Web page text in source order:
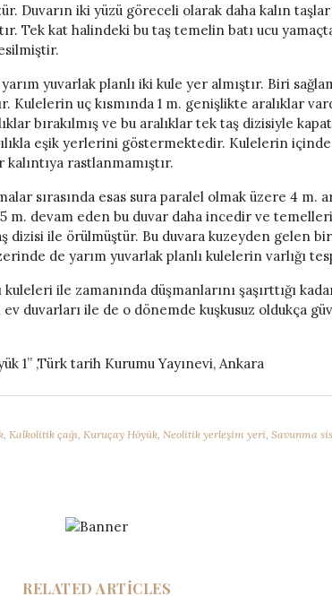
Duvarın iki yüzü göreceli olarak daha kalın taşlar
Tek kat halindeki bu taş temelin batı ucu
yuvarlak planlı iki kule yer almıştır. Biri
Kulelerin uç kısmında 1 m. genişlikte aralıklar
bırakılmış ve bu aralıklar tek taş dizisiyle
eşik yerlerini göstermektedir. Kulelerin
rastlanmamıştır.
sırasında esas sura paralel olmak üzere 4 m.
m. devam eden bu duvar daha incedir ve
dizisi ile örülmüştür. Bu duvara kuzeyden gelen
de yarım yuvarlak planlı kulelerin varlığı
ile zamanında düşmanlarını şaşırttığı
duvarları ile de o dönemde kuşkusuz oldukça
1” ,Türk tarih Kurumu Yayınevi, Ankara
, Kalkolitik çağı, Kuruçay Höyük, Neolitik yerleşim yeri, Savunma
RELATED ARTICLES